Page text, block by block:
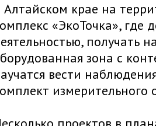
Алтайском крае на
«ЭкоТочка», где
получать
зона с
вести
измерительного